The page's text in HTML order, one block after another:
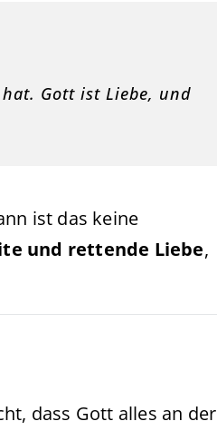
Gott ist Liebe, und
ist das keine
und rettende Liebe,
dass Gott alles an der